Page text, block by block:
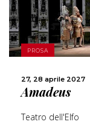
PROSA
27, 28 aprile 2027
Amadeus
Teatro dell'Elfo